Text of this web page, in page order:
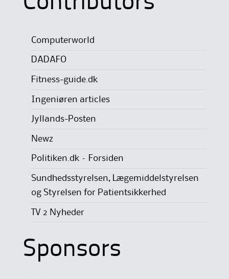
Computerworld
DADAFO
Fitness-guide.dk
Ingeniøren articles
Jyllands-Posten
Newz
Politiken.dk – Forsiden
Sundhedsstyrelsen, Lægemiddelstyrelsen
og Styrelsen for Patientsikkerhed
TV 2 Nyheder
Sponsors